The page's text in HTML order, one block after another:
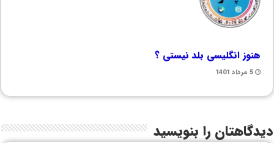
هنوز انگلیسی بلد نیستی ؟
5 مرداد 1401
دیدگاهتان را بنویسید